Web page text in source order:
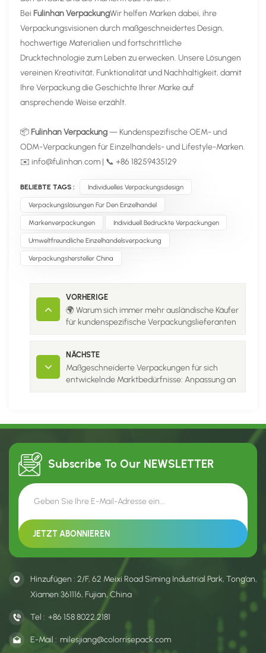
Bei Fulinhan VerpackungWir helfen Marken dabei, ihre
Verpackungsvisionen durch maßgeschneidertes Design,
hochwertige Materialien und fortschrittliche
Drucktechnologie zum Leben zu erwecken. Unsere Lösungen
vereinen Kreativität, Funktionalität und Nachhaltigkeit, damit
Ihre Verpackung die Geschichte Ihrer Marke auf
ansprechende Weise erzählt.
📦 Fulinhan Verpackung — Kundenspezifische OEM- und
ODM-Verpackungen für Einzelhandels- und Lifestyle-Marken.
✉️info@fulinhan.com | 📞 +86 18259435129
BELIEBTE TAGS : Individuelles Verpackungsdesign
Verpackungslösungen Für Den Einzelhandel
Markenverpackungen Individuell Bedruckte Verpackungen
Umweltfreundliche Einzelhandelsverpackung
Verpackungshersteller China
VORHERIGE
🌍 Warum sich immer mehr ausländische Käufer
für kundenspezifische Verpackungslieferanten
NÄCHSTE
Maßgeschneiderte Verpackungen für sich
entwickelnde Marktbedürfnisse: Anpassung an
Subscribe To Our NEWSLETTER
Hinzufügen : 2/F, 62 Meixi Road Siming Industrial Park, Tong’an,
Xiamen 361116, Fujian, China
Tel : +86 158 8022 2181
E-Mail : milesjiang@colorrisepack.com